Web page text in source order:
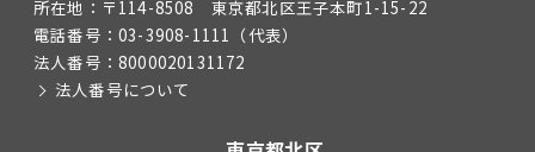
所在地： 〒114-8508 東京都北区王子本町1-15-22
電話番号： 03-3908-1111 （代表）
法人番号： 8000020131172
法人番号について